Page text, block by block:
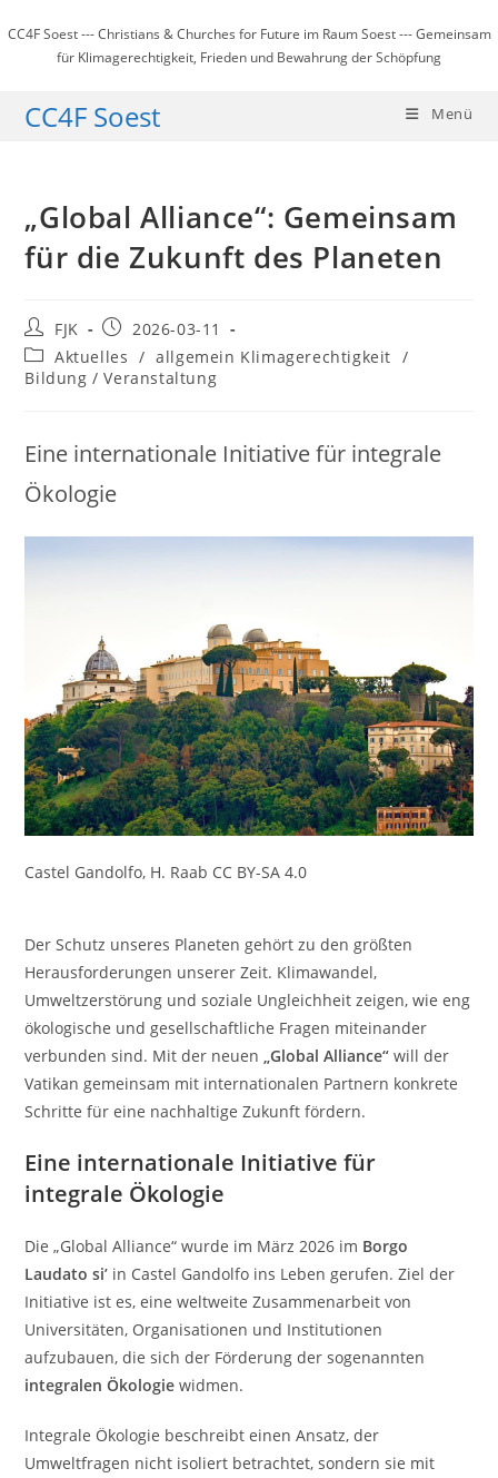
Inhalt
springen
CC4F Soest --- Christians & Churches for Future im Raum Soest --- Gemeinsam
für Klimagerechtigkeit, Frieden und Bewahrung der Schöpfung
CC4F Soest Menü
„Global Alliance“: Gemeinsam
für die Zukunft des Planeten
Beitrags-
Autor:
FJK
Beitrag
veröffentlicht:
2026-03-11
Beitrags-
Kategorie:
Aktuelles / allgemein Klimagerechtigkeit /
Bildung / Veranstaltung
Eine internationale Initiative für integrale
Ökologie
Castel Gandolfo, H. Raab CC BY-SA 4.0
Der Schutz unseres Planeten gehört zu den größten
Herausforderungen unserer Zeit. Klimawandel,
Umweltzerstörung und soziale Ungleichheit zeigen, wie eng
ökologische und gesellschaftliche Fragen miteinander
verbunden sind. Mit der neuen „Global Alliance“ will der
Vatikan gemeinsam mit internationalen Partnern konkrete
Schritte für eine nachhaltige Zukunft fördern.
Eine internationale Initiative für
integrale Ökologie
Die „Global Alliance“ wurde im März 2026 im Borgo
Laudato si’ in Castel Gandolfo ins Leben gerufen. Ziel der
Initiative ist es, eine weltweite Zusammenarbeit von
Universitäten, Organisationen und Institutionen
aufzubauen, die sich der Förderung der sogenannten
integralen Ökologie widmen.
Integrale Ökologie beschreibt einen Ansatz, der
Umweltfragen nicht isoliert betrachtet, sondern sie mit